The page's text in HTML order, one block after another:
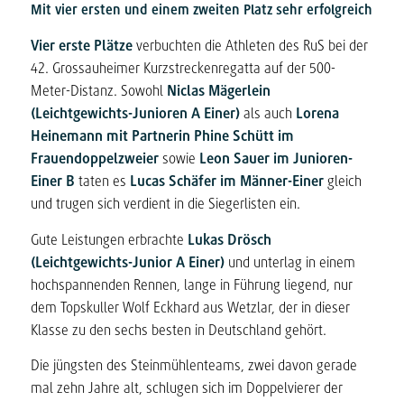
Mit vier ersten und einem zweiten Platz sehr erfolgreich
Vier erste Plätzeverbuchten die Athleten des RuS bei der
42. Grossauheimer Kurzstreckenregatta auf der 500-
Meter-Distanz. Sowohl Niclas Mägerlein
(Leichtgewichts-Junioren A Einer)als auch Lorena
Heinemann mit Partnerin Phine Schütt im
Frauendoppelzweiersowie Leon Sauer im Junioren-
Einer B taten es Lucas Schäfer im Männer-Einergleich
und trugen sich verdient in die Siegerlisten ein.
Gute Leistungen erbrachte Lukas Drösch
(Leichtgewichts-Junior A Einer)und unterlag in einem
hochspannenden Rennen, lange in Führung liegend, nur
dem Topskuller Wolf Eckhard aus Wetzlar, der in dieser
Klasse zu den sechs besten in Deutschland gehört.
Die jüngsten des Steinmühlenteams, zwei davon gerade
mal zehn Jahre alt, schlugen sich im Doppelvierer der